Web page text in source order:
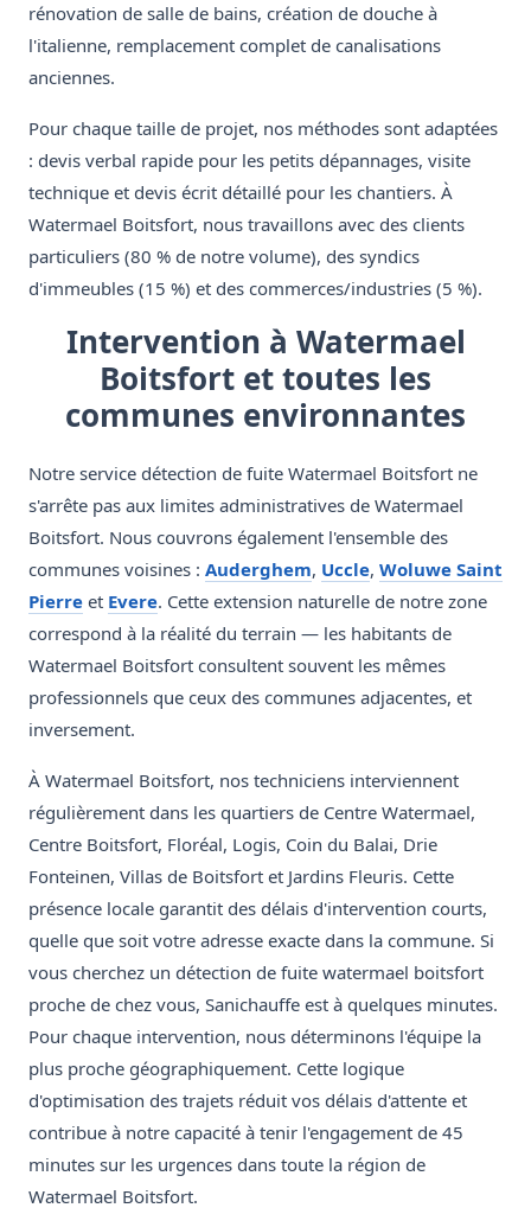
rénovation de salle de bains, création de douche à
l'italienne, remplacement complet de canalisations
anciennes.
Pour chaque taille de projet, nos méthodes sont adaptées
: devis verbal rapide pour les petits dépannages, visite
technique et devis écrit détaillé pour les chantiers. À
Watermael Boitsfort, nous travaillons avec des clients
particuliers (80 % de notre volume), des syndics
d'immeubles (15 %) et des commerces/industries (5 %).
Intervention à Watermael
Boitsfort et toutes les
communes environnantes
Notre service détection de fuite Watermael Boitsfort ne
s'arrête pas aux limites administratives de Watermael
Boitsfort. Nous couvrons également l'ensemble des
communes voisines : Auderghem, Uccle, Woluwe Saint
Pierre et Evere. Cette extension naturelle de notre zone
correspond à la réalité du terrain — les habitants de
Watermael Boitsfort consultent souvent les mêmes
professionnels que ceux des communes adjacentes, et
inversement.
À Watermael Boitsfort, nos techniciens interviennent
régulièrement dans les quartiers de Centre Watermael,
Centre Boitsfort, Floréal, Logis, Coin du Balai, Drie
Fonteinen, Villas de Boitsfort et Jardins Fleuris. Cette
présence locale garantit des délais d'intervention courts,
quelle que soit votre adresse exacte dans la commune. Si
vous cherchez un détection de fuite watermael boitsfort
proche de chez vous, Sanichauffe est à quelques minutes.
Pour chaque intervention, nous déterminons l'équipe la
plus proche géographiquement. Cette logique
d'optimisation des trajets réduit vos délais d'attente et
contribue à notre capacité à tenir l'engagement de 45
minutes sur les urgences dans toute la région de
Watermael Boitsfort.